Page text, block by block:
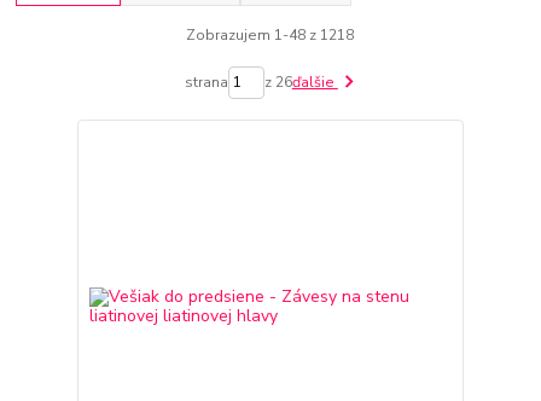
Zobrazujem 1-48 z 1218
strana z 26ďalšie